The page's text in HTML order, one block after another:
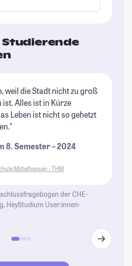
Studierende
weil die Stadt nicht zu groß
ist. Alles ist in Kürze
Leben ist nicht so gehetzt
8. Semester – 2024
Mittelhessen - THM
der CHE-
HeyStudium User:innen-